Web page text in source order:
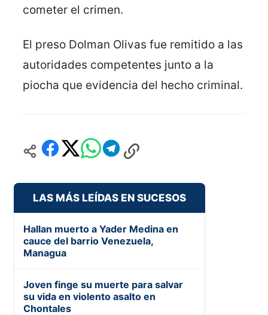
cometer el crimen.
El preso Dolman Olivas fue remitido a las
autoridades competentes junto a la
piocha que evidencia del hecho criminal.
LAS MÁS LEÍDAS EN SUCESOS
Hallan muerto a Yader Medina en
cauce del barrio Venezuela,
Managua
Joven finge su muerte para salvar
su vida en violento asalto en
Chontales